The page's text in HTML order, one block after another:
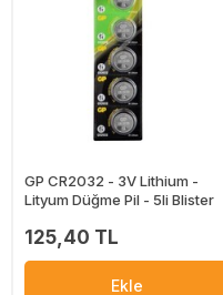
GP CR2032 - 3V Lithium -
Lityum Düğme Pil - 5li Blister
125,40 TL
Ekle